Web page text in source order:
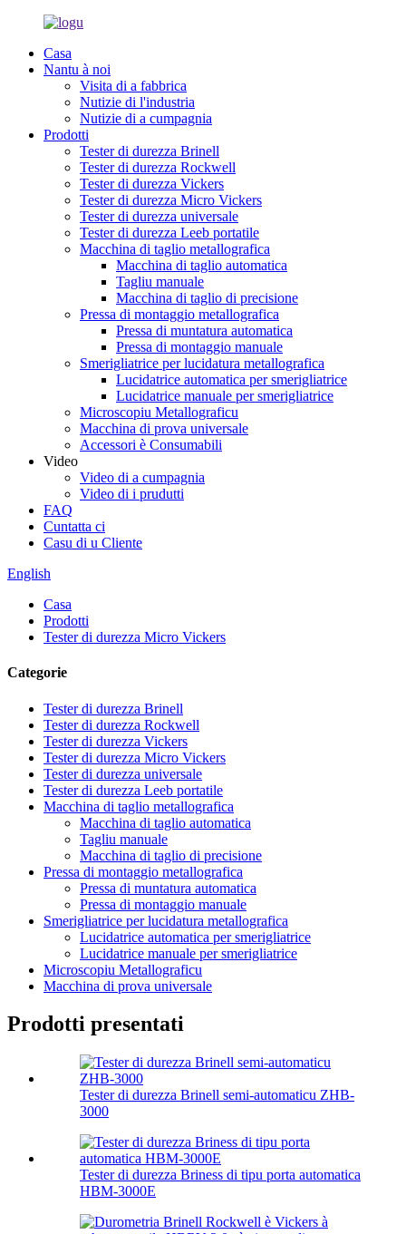
Casa
Nantu à noi
Visita di a fabbrica
Nutizie di l'industria
Nutizie di a cumpagnia
Prodotti
Tester di durezza Brinell
Tester di durezza Rockwell
Tester di durezza Vickers
Tester di durezza Micro Vickers
Tester di durezza universale
Tester di durezza Leeb portatile
Macchina di taglio metallografica
Macchina di taglio automatica
Tagliu manuale
Macchina di taglio di precisione
Pressa di montaggio metallografica
Pressa di muntatura automatica
Pressa di montaggio manuale
Smerigliatrice per lucidatura metallografica
Lucidatrice automatica per smerigliatrice
Lucidatrice manuale per smerigliatrice
Microscopiu Metallograficu
Macchina di prova universale
Accessori è Consumabili
Video
Video di a cumpagnia
Video di i prudutti
FAQ
Cuntatta ci
Casu di u Cliente
English
Casa
Prodotti
Tester di durezza Micro Vickers
Categorie
Tester di durezza Brinell
Tester di durezza Rockwell
Tester di durezza Vickers
Tester di durezza Micro Vickers
Tester di durezza universale
Tester di durezza Leeb portatile
Macchina di taglio metallografica
Macchina di taglio automatica
Tagliu manuale
Macchina di taglio di precisione
Pressa di montaggio metallografica
Pressa di muntatura automatica
Pressa di montaggio manuale
Smerigliatrice per lucidatura metallografica
Lucidatrice automatica per smerigliatrice
Lucidatrice manuale per smerigliatrice
Microscopiu Metallograficu
Macchina di prova universale
Prodotti presentati
Tester di durezza Brinell semi-automaticu ZHB-
3000
Tester di durezza Briness di tipu porta automatica
HBM-3000E